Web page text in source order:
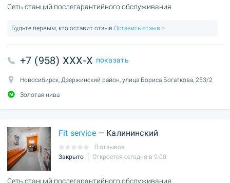
Сеть станций послегарантийного обслуживания.
Будьте первым, кто оставит отзыв Оставить отзыв >
+7 (958) XXX-X показать
Новосибирск, Дзержинский район, улица Бориса Богаткова, 253/2
Золотая нива
Fit service— Калининский
0 отзывов
Закрыто
Откроется сегодня в 9:00
Сеть станций послегарантийного обслуживания.